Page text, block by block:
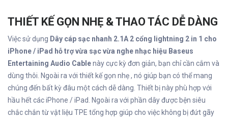
THIẾT KẾ GỌN NHẸ & THAO TÁC DỄ DÀNG
Việc sử dụng Dây cáp sạc nhanh 2.1A 2 cổng lightning 2 in 1 cho
iPhone / iPad hỗ trợ vừa sạc vừa nghe nhạc hiệu Baseus
Entertaining Audio Cablenày cực kỳ đơn giản, bạn chỉ cần cắm và
dùng thôi. Ngoài ra với thiết kế gọn nhẹ , nó giúp bạn có thể mang
chúng đến bất kỳ đâu một cách dễ dàng. Thiết bị này phù hợp với
hầu hết các iPhone / iPad. Ngoài ra với phần dây được bện siêu
chắc chắn từ vật liệu TPE tổng hợp giúp cho việc không bị đứt gãy